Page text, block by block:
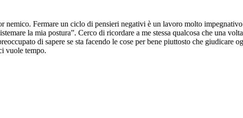
nemico. Fermare un ciclo di pensieri negativi è un lavoro molto
la mia postura”. Cerco di ricordare a me stessa qualcosa che una
di sapere se sta facendo le cose per bene piuttosto che giudicare
vuole tempo.